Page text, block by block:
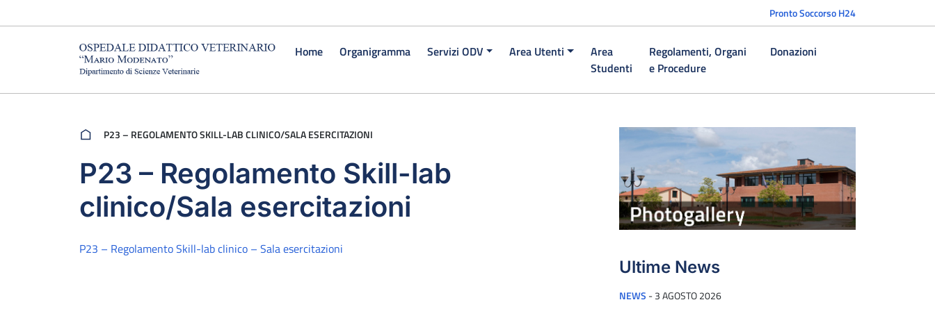
Pronto Soccorso H24
Home Organigramma Servizi ODV Area Utenti
Area
Studenti
Regolamenti, Organi
e Procedure
Donazioni
P23 – REGOLAMENTO SKILL-LAB CLINICO/SALA ESERCITAZIONI
P23 – Regolamento Skill-lab
clinico/Sala esercitazioni
P23 – Regolamento Skill-lab clinico – Sala esercitazioni
Ultime News
NEWS -PUBBLICATO IL
3 AGOSTO 2026